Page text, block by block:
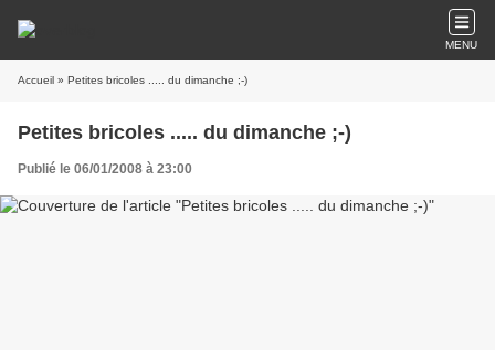
MENU
Accueil » Petites bricoles ..... du dimanche ;-)
Petites bricoles ..... du dimanche ;-)
Publié le 06/01/2008 à 23:00